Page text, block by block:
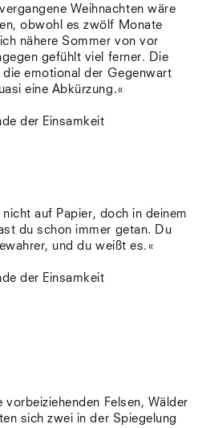
Weihnachten wäre
obwohl es zwölf Monate
nähere Sommer von vor
gefühlt viel ferner. Die
die emotional der Gegenwart
eine Abkürzung.«
der Einsamkeit
auf Papier, doch in deinem
du schon immer getan. Du
und du weißt es.«
der Einsamkeit
vorbeiziehenden Felsen, Wälder
sich zwei in der Spiegelung